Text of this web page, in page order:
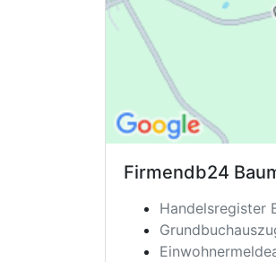
Firmendb24
Handelsregister